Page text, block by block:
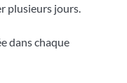
plusieurs jours.
dans chaque